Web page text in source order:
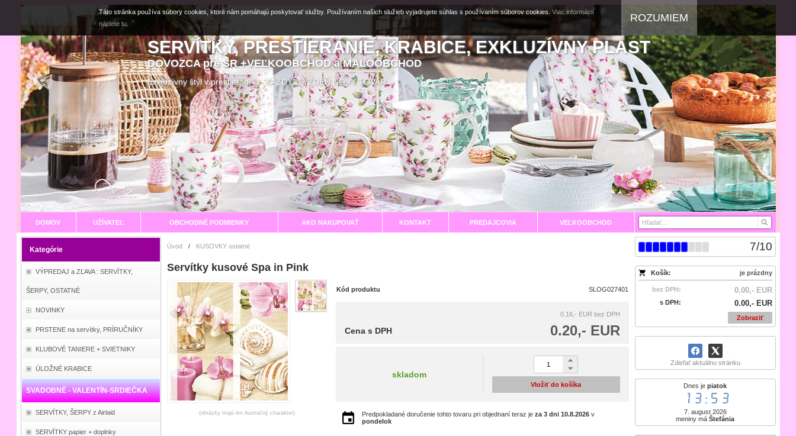
SERVÍTKY, PRESTIERANIE, KRABICE, EXKLUZÍVNY PLAST
DOVOZCA pre SR +VEĽKOOBCHOD a MALOOBCHOD
Exkluzívny štýl v prestieraní KAŽDÝ TÝŽDEŇ NOVÝ TOVAR
DOMOV UŽÍVATEĽ OBCHODNÉ PODMIENKY AKO NAKUPOVAŤ KONTAKT PREDAJCOVIA VEĽKOOBCHOD
Kategórie
VÝPREDAJ a ZĽAVA : SERVÍTKY,
ŠERPY, OSTATNÉ
NOVINKY
PRSTENE na servítky, PRÍRUČNÍKY
KLUBOVÉ TANIERE + SVIETNIKY
ÚLOŽNÉ KRABICE
SVADOBNÉ - VALENTÍN-SRDIEČKA
SERVÍTKY, ŠERPY z Airlaid
SERVÍTKY papier + doplnky
7/10
Košík: je prázdny
bez DPH: 0.00,- EUR
s DPH: 0.00,- EUR
Zobraziť
Zdieľať aktuálnu stránku
Dnes jepiatok
13:53
7. august 2026
meniny máŠtefánia
Úvod / KUSOVKY ostatné
Servítky kusové Spa in Pink
(obrázky majú len ilustračný charakter)
Kód produktu SLOG027401
0.16,- EUR bez DPH
0.20,- EUR
Cena s DPH
skladom
Vložiť do košíka
Predpokladané doručenie tohto tovaru pri objednaní teraz je za 3 dni 10.8.2026v
pondelok
Táto stránka používa súbory cookies, ktoré nám pomáhajú poskytovať služby. Používaním našich služieb vyjadrujete súhlas s používaním súborov cookies. Viac informácií
nájdete tu.
ROZUMIEM